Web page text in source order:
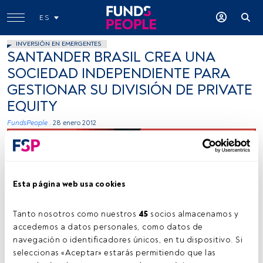
Esta página web usa cookies
Tanto nosotros como nuestros 45 socios almacenamos y
accedemos a datos personales, como datos de
navegación o identificadores únicos, en tu dispositivo. Si
seleccionas «Aceptar» estarás permitiendo que las
ES
INVERSIÓN EN EMERGENTES
SANTANDER BRASIL CREA UNA
SOCIEDAD INDEPENDIENTE PARA
GESTIONAR SU DIVISIÓN DE PRIVATE
EQUITY
FundsPeople . 28 enero 2012
Joel Filipe (Unsplash)